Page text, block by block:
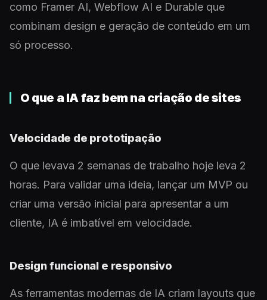
como Framer AI, Webflow AI e Durable que
combinam design e geração de conteúdo em um
só processo.
O que a IA faz bem na criação de sites
Velocidade de prototipação
O que levava 2 semanas de trabalho hoje leva 2
horas. Para validar uma ideia, lançar um MVP ou
criar uma versão inicial para apresentar a um
cliente, IA é imbatível em velocidade.
Design funcional e responsivo
As ferramentas modernas de IA criam layouts que